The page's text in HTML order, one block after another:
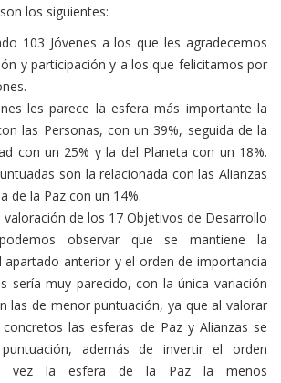
los siguientes:
103 Jóvenes a los que les agradecemos
y participación y a los que felicitamos por
les parece la esfera más importante la
las Personas, con un 39%, seguida de la
con un 25% y la del Planeta con un 18%.
son la relacionada con las Alianzas
de la Paz con un 14%.
valoración de los 17 Objetivos de Desarrollo
observar que se mantiene la
apartado anterior y el orden de importancia
sería muy parecido, con la única variación
las de menor puntuación, ya que al valorar
las esferas de Paz y Alianzas se
además de invertir el orden
vez la esfera de la Paz la menos